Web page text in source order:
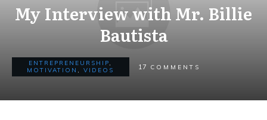
My Interview with Mr. Billie
Bautista
ENTREPRENEURSHIP,
MOTIVATION ,VIDEOS 17 COMMENTS